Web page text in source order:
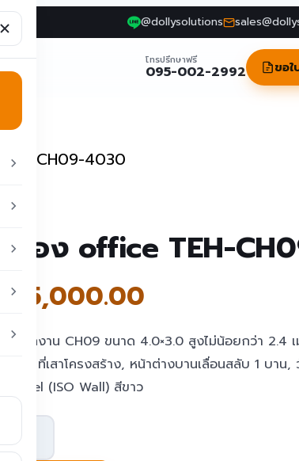
@dollysolutions
า โทรปรึกษาฟรี
095-002-2992 ขอใ
CH09-4030
ตู้ ห้อง office TEH-
105,000.00
มสำนักงาน CH09 ขนาด 4.0×3.0 สูงไม่น้อยกว่า 2.4
ม ทาสี ที่เสาโครงสร้าง, หน้าต่างบานเลื่อนสลับ 1 บา
Panel (ISO Wall) สีขาว
น